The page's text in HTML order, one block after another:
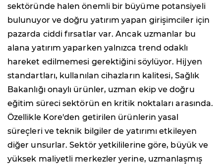
sektöründe halen önemli bir büyüme potansiyeli
bulunuyor ve doğru yatırım yapan girişimciler için
pazarda ciddi fırsatlar var. Ancak uzmanlar bu
alana yatırım yaparken yalnızca trend odaklı
hareket edilmemesi gerektiğini söylüyor. Hijyen
standartları, kullanılan cihazların kalitesi, Sağlık
Bakanlığı onaylı ürünler, uzman ekip ve doğru
eğitim süreci sektörün en kritik noktaları arasında.
Özellikle Kore'den getirilen ürünlerin yasal
süreçleri ve teknik bilgiler de yatırımı etkileyen
diğer unsurlar. Sektör yetkililerine göre, büyük ve
yüksek maliyetli merkezler yerine, uzmanlaşmış